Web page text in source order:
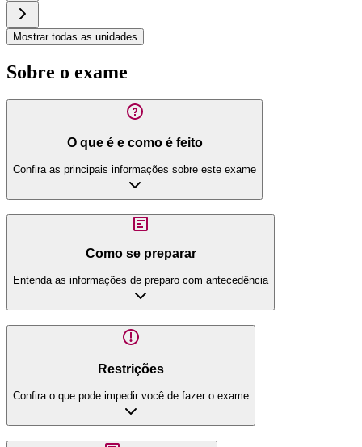
Mostrar todas as unidades
Sobre o exame
O que é e como é feito
Confira as principais informações sobre este exame
Como se preparar
Entenda as informações de preparo com antecedência
Restrições
Confira o que pode impedir você de fazer o exame